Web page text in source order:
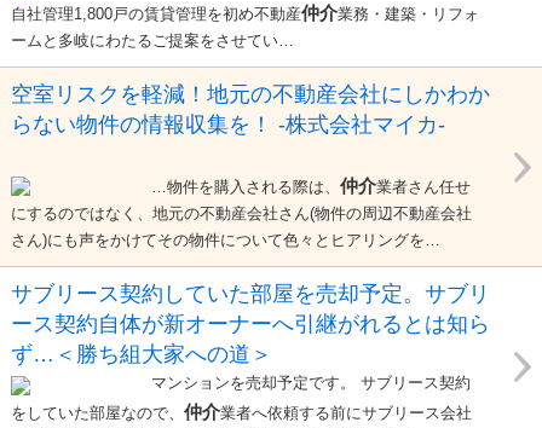
自社管理1,800戸の賃貸管理を初め不動産仲介業務・建築・リフォ
ームと多岐にわたるご提案をさせてい…
空室リスクを軽減！地元の不動産会社にしかわか
らない物件の情報収集を！ -株式会社マイカ-
…物件を購入される際は、仲介業者さん任せ
にするのではなく、地元の不動産会社さん(物件の周辺不動産会社
さん)にも声をかけてその物件について色々とヒアリングを…
サブリース契約していた部屋を売却予定。サブリ
ース契約自体が新オーナーへ引継がれるとは知ら
ず…＜勝ち組大家への道＞
マンションを売却予定です。 サブリース契約
をしていた部屋なので、 仲介業者へ依頼する前にサブリース会社